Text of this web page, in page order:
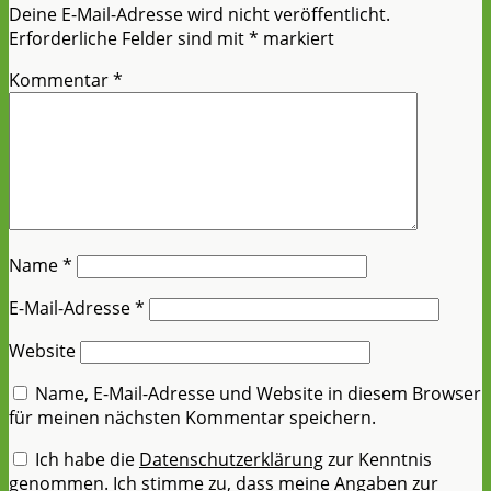
Deine E-Mail-Adresse wird nicht veröffentlicht.
Erforderliche Felder sind mit* markiert
Kommentar*
Name*
E-Mail-Adresse*
Website
Name, E-Mail-Adresse und Website in diesem Browser
für meinen nächsten Kommentar speichern.
Ich habe die Datenschutzerklärungzur Kenntnis
genommen. Ich stimme zu, dass meine Angaben zur